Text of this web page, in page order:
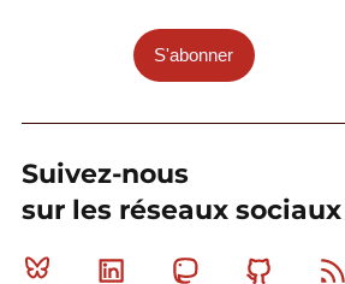
S'abonner
Suivez-nous
sur les réseaux sociaux
Bluesky Linkedin MastodonGithub